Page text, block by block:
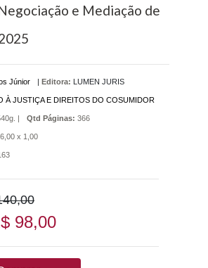
e Mediação de
Júnior | Editora: LUMEN JURIS
À JUSTIÇA E DIREITOS DO COSUMIDOR
| Qtd Páginas: 366
x 1,00
98,00